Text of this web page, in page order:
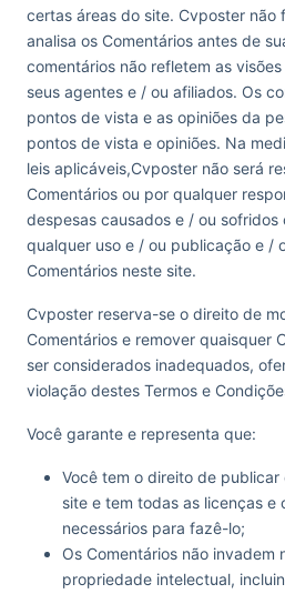
certas áreas do site. Cvposter não
analisa os Comentários antes de
comentários não refletem as
seus agentes e / ou afiliados. Os
pontos de vista e as opiniões da
pontos de vista e opiniões. Na
leis aplicáveis,Cvposter não será
Comentários ou por qualquer
despesas causados e / ou sofridos
qualquer uso e / ou publicação e /
Comentários neste site.
Cvposter reserva-se o direito de
Comentários e remover quaisquer
ser considerados inadequados,
violação destes Termos e
Você garante e representa que:
Você tem o direito de publicar
site e tem todas as licenças e
necessários para fazê-lo;
Os Comentários não invadem
propriedade intelectual,